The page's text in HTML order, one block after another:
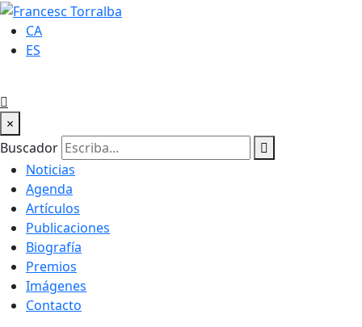
CA
ES
×
Buscador
Noticias
Agenda
Artículos
Publicaciones
Biografía
Premios
Imágenes
Contacto